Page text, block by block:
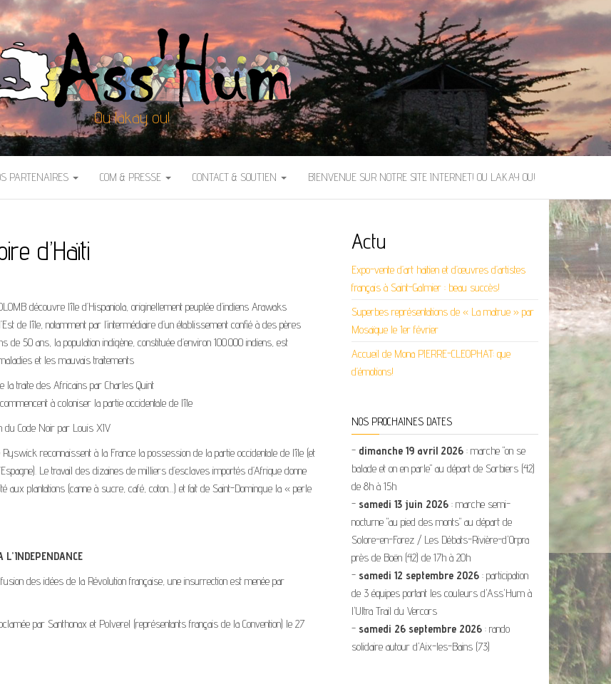
Ou lakay ou!
PARTENAIRES COM & PRESSE CONTACT & SOUTIEN BIENVENUE SUR NOTRE SITE INTERNET! OU LAKAY OU!
d’Haïti
découvre l’île d’Hispaniola, originellement peuplée d’indiens Arawaks
de l’île, notamment par l’intermédiaire d’un établissement confié à des pères
de 50 ans, la population indigène, constituée d’environ 100.000 indiens, est
et les mauvais traitements
la traite des Africains par Charles Quint
à coloniser la partie occidentale de l’île
du Code Noir par Louis XIV
reconnaissent à la France la possession de la partie occidentale de l’île (et
Le travail des dizaines de milliers d’esclaves importés d’Afrique donne
aux plantations (canne à sucre, café, coton…) et fait de Saint-Domingue la « perle
L’INDEPENDANCE
des idées de la Révolution française, une insurrection est menée par
par Santhonax et Polverel (représentants français de la Convention) le 27
Actu
Expo-vente d’art haïtien et d’œuvres d’artistes
français à Saint-Galmier : beau succès!
Superbes représentations de « La matrue » par
Mosaïque le 1er février
Accueil de Mona PIERRE-CLEOPHAT: que
d’émotions!
NOS PROCHAINES DATES
- dimanche 19 avril 2026: marche "on se
balade et on en parle" au départ de Sorbiers (42)
de 8h à 15h
- samedi 13 juin 2026: marche semi-
nocturne "au pied des monts" au départ de
Solore-en-Forez / Les Débats-Rivière-d'Orpra
près de Boën (42) de 17h à 20h
- samedi 12 septembre 2026: participation
de 3 équipes portant les couleurs d'Ass'Hum à
l'Ultra Trail du Vercors
- samedi 26 septembre 2026: rando
solidaire autour d'Aix-les-Bains (73)